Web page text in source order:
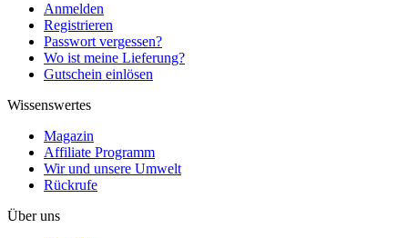
Anmelden
Registrieren
Passwort vergessen?
Wo ist meine Lieferung?
Gutschein einlösen
Wissenswertes
Magazin
Affiliate Programm
Wir und unsere Umwelt
Rückrufe
Über uns